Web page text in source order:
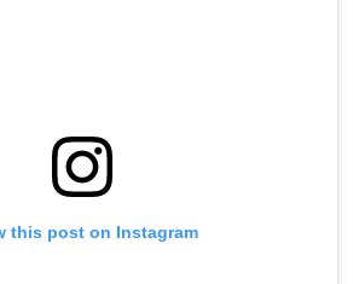
this post on Instagram